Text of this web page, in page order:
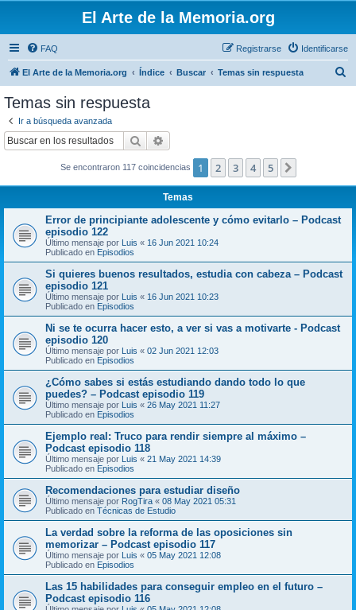
El Arte de la Memoria.org
FAQ Identificarse
Registrarse
El Arte de la Memoria.org Índice Buscar Temas sin respuesta
Temas sin respuesta
Ir a búsqueda avanzada
Buscar
Se encontraron 117 coincidencias 1 2 3 4 5
Temas
Error de principiante adolescente y cómo evitarlo – Podcast
episodio 122
Último mensaje por Luis « 16 Jun 2021 10:24
Publicado en Episodios
Si quieres buenos resultados, estudia con cabeza – Podcast
episodio 121
Último mensaje por Luis « 16 Jun 2021 10:23
Publicado en Episodios
Ni se te ocurra hacer esto, a ver si vas a motivarte - Podcast
episodio 120
Último mensaje por Luis « 02 Jun 2021 12:03
Publicado en Episodios
¿Cómo sabes si estás estudiando dando todo lo que
puedes? – Podcast episodio 119
Último mensaje por Luis « 26 May 2021 11:27
Publicado en Episodios
Ejemplo real: Truco para rendir siempre al máximo –
Podcast episodio 118
Último mensaje por Luis « 21 May 2021 14:39
Publicado en Episodios
Recomendaciones para estudiar diseño
Último mensaje por RogTira « 08 May 2021 05:31
Publicado en Técnicas de Estudio
La verdad sobre la reforma de las oposiciones sin
memorizar – Podcast episodio 117
Último mensaje por Luis « 05 May 2021 12:08
Publicado en Episodios
Las 15 habilidades para conseguir empleo en el futuro –
Podcast episodio 116